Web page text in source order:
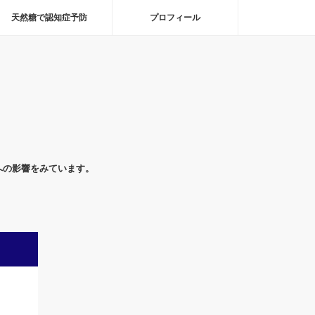
天然糖で認知症予防 プロフィール
影響をみています。